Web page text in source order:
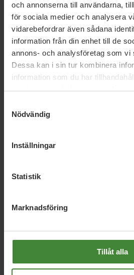
och annonserna till användarna,
för sociala medier och analysera
vidarebefordrar även sådana
information från din enhet till de
annons- och analysföretag som vi
Dessa kan i sin tur kombinera
information som du har
samlat in när du har använt deras
Nödvändig
Inställningar
Statistik
Marknadsföring
Tillåt alla
anser vi att beslutet ska upphävas.
Ärendet är under behandling på
Stockholm, Mål nr 124-25.
I bild från vänster:
Åkesdotter (MP)